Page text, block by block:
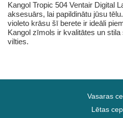
Kangol Tropic 504 Ventair Digital
aksesuārs, lai papildinātu jūsu
violeto krāsu šī berete ir ideāli
Kangol zīmols ir kvalitātes un
vilties.
Vasaras
Lētas